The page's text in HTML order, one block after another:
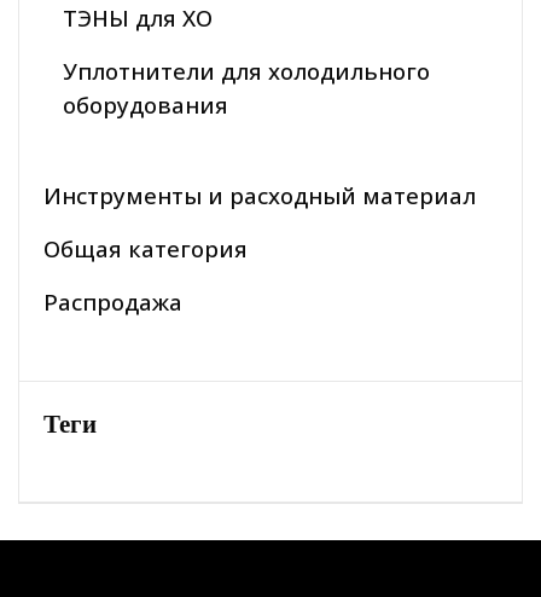
ТЭНЫ для ХО
Уплотнители для холодильного
оборудования
Инструменты и расходный материал
Общая категория
Распродажа
Теги